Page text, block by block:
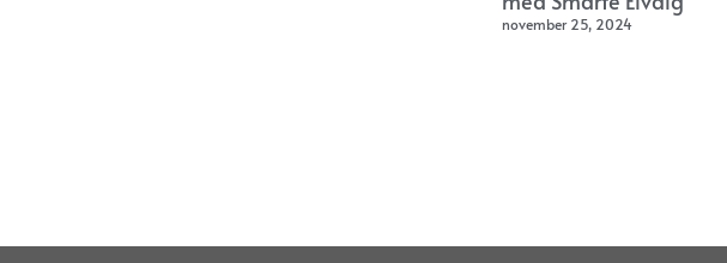
november 25, 2024